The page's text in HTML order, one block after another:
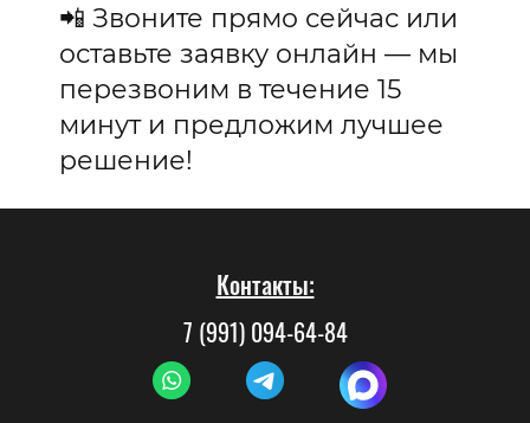
📲 Звоните прямо сейчас или
оставьте заявку онлайн — мы
перезвоним в течение 15
минут и предложим лучшее
решение!
Контакты:
7 (991) 094-64-84